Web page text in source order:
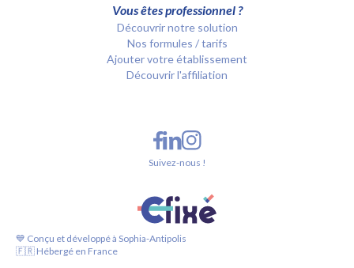
Vous êtes professionnel ?
Découvrir notre solution
Nos formules / tarifs
Ajouter votre établissement
Découvrir l'affiliation
💙 Conçu et développé à Sophia-Antipolis
🇫🇷 Hébergé en France
Suivez-nous !